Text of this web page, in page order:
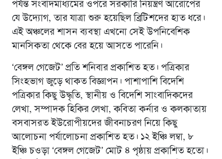
পর্যন্ত সংবাদমাধ্যমের ওপরে সরকারি নিয়ন্ত্রণ আরোপের
যে উদ্যোগ, তার যাত্রা শুরু হয়েছিল ব্রিটিশদের হাত ধরে।
এই অঞ্চলের শাসন ব্যবস্থা এখনো সেই উপনিবেশিক
মানসিকতা থেকে বের হয়ে আসতে পারেনি।
‘বেঙ্গল গেজেট’ প্রতি শনিবার প্রকাশিত হত। পত্রিকার
সিংহভাগ জুড়ে থাকত বিজ্ঞাপন। পাশাপাশি বিদেশি
পত্রিকার কিছু উদ্ধৃতি, স্থানীয় ও বিদেশি সাংবাদিকদের
লেখা, সম্পাদক হিকির লেখা, কবিতা কর্নার ও কলকাতায়
বসবাসরত ইউরোপীয়দের জীবনাচরণ নিয়ে কিছু
আলোচনা পর্যালোচনা প্রকাশিত হত। ১২ ইঞ্চি লম্বা, ৮
ইঞ্চি চওড়া ‘বেঙ্গল গেজেট’ মোট ৪ পৃষ্ঠায় প্রকাশিত হতো।